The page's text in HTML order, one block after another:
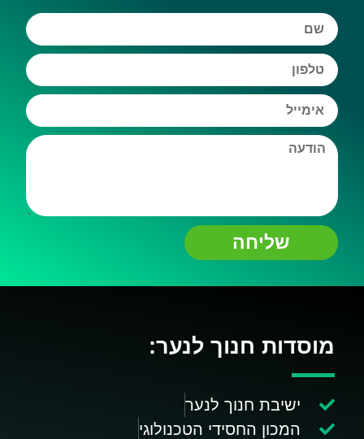
שליחה
מוסדות חנוך לנער:
ישיבת חנוך לנער
המכון החסידי הטכנולוגי